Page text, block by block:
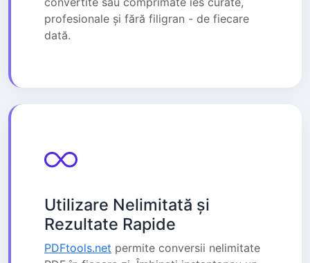
profesionale și fără filigran - de fiecare
dată.
Utilizare Nelimitată și
Rezultate Rapide
PDFtools.net permite conversii nelimitate